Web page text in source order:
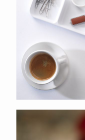
Koggenland